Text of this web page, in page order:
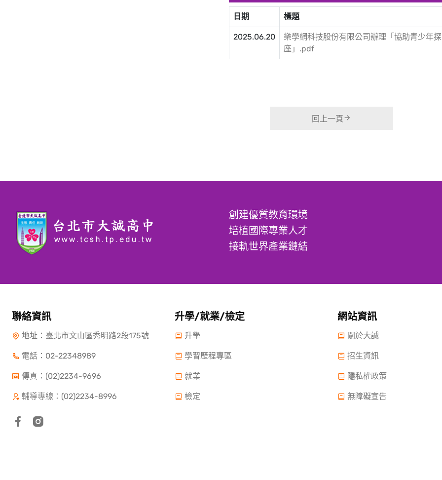
日期 標題
2025.06.20
樂學網科技股份有限公司辦理「協助青少年
座」.pdf
回上一頁
創建優質教育環境
培植國際專業人才
接軌世界產業鏈結
聯絡資訊
地址：臺北市文山區秀明路2段175號
電話： 02-22348989
傳真：(02)2234-9696
輔導專線：(02)2234-8996
升學/就業/檢定
升學
學習歷程專區
就業
檢定
網站資訊
關於大誠
招生資訊
隱私權政策
無障礙宣告